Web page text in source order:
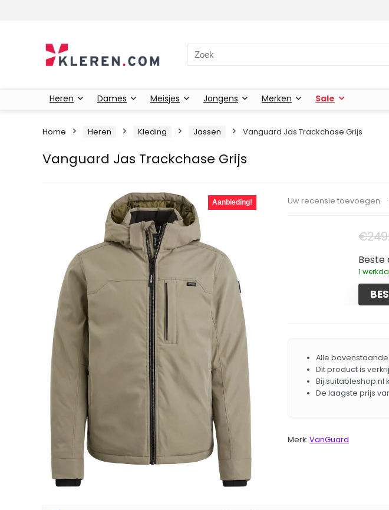
Zoeken naar:
Heren Dames Meisjes Jongens Merken Sale
Home Heren Kleding Jassen Vanguard Jas Trackchase Grijs
Vanguard Jas Trackchase Grijs
Aanbieding! Uw recensie toevoegen
€
Beste
1
Alle bovenstaande
Dit product is
Bij suitableshop.nl
De laagste prijs
Merk: VanGuard